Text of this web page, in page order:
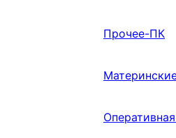
Прочее-ПК